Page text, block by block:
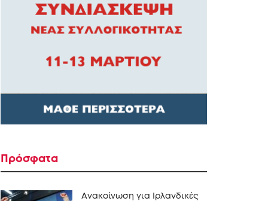
Πρόσφατα
Ανακοίνωση για Ιρλανδικές